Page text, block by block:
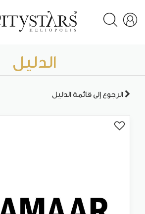
الدليل
الرجوع إلى قائمة الدليل